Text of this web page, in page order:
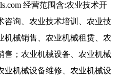
经营范围含:农业技术开
咨询、农业技术培训、农业技
机械销售、农业机械租赁、农
售；农业机械设备、农业机械
业机械设备维修、农业机械设